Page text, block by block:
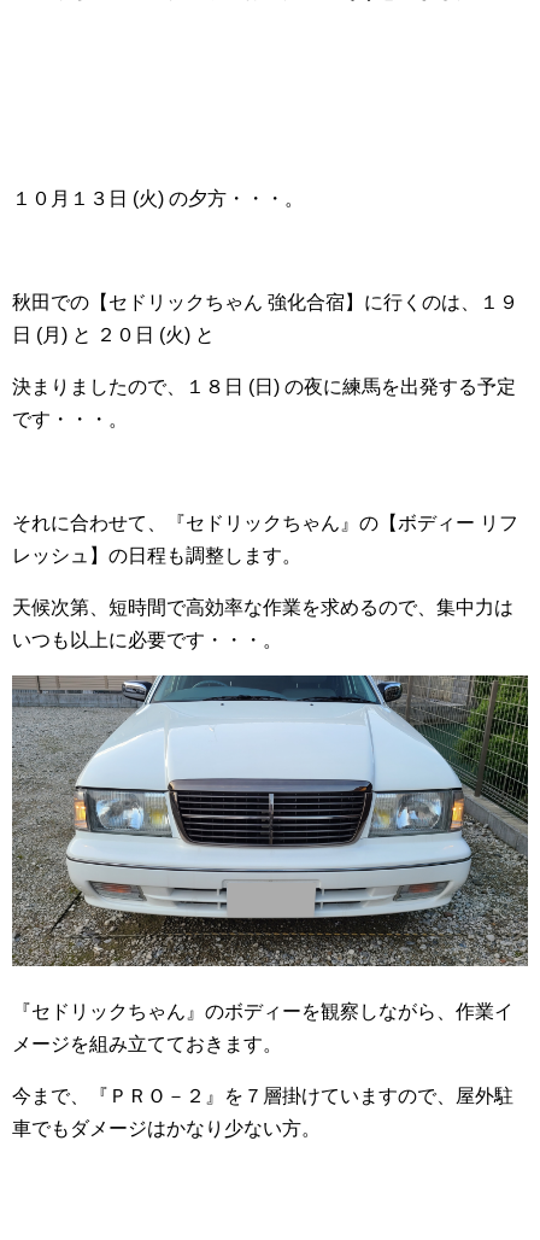
１０月１３日 (火) の夕方・・・。
秋田での【セドリックちゃん 強化合宿】に行くのは、１９
日 (月) と ２０日 (火) と
決まりましたので、１８日 (日) の夜に練馬を出発する予定
です・・・。
それに合わせて、『セドリックちゃん』の【ボディー リフ
レッシュ】の日程も調整します。
天候次第、短時間で高効率な作業を求めるので、集中力は
いつも以上に必要です・・・。
『セドリックちゃん』のボディーを観察しながら、作業イ
メージを組み立てておきます。
今まで、『ＰＲＯ－２』を７層掛けていますので、屋外駐
車でもダメージはかなり少ない方。